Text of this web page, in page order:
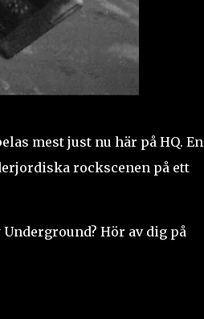
mest just nu här på HQ. En
rockscenen på ett
Hör av dig på